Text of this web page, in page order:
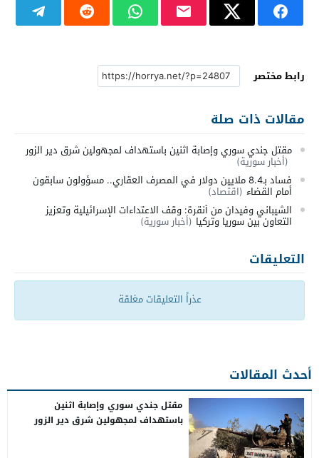
رابط مختصر
مقالات ذات صلة
مقتل جندي سوري وإصابة اثنين باستهداف لمجهولين شرق دير الزور
(أخبار سورية)
فساد بـ8.4 ملايين دولار في المصرف العقاري.. مسؤولون سابقون
أمام القضاء (اقتصاد)
الشيباني وفيدان من أنقرة: وقف الاعتداءات الإسرائيلية وتعزيز
التعاون بين سوريا وتركيا (أخبار سورية)
التعليقات
عذراً التعليقات مغلقة
أحدث المقالات
مقتل جندي سوري وإصابة اثنين
باستهداف لمجهولين شرق دير الزور